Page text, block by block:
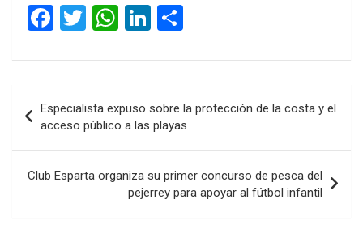
F
ce
o
o
k
T
tt
W
at
A
p
p
Li
ke
n
m
ar
tir
de
entradas
Especialista expuso sobre la protección de la costa y el
acceso público a las playas
Club Esparta organiza su primer concurso de pesca del
pejerrey para apoyar al fútbol infantil